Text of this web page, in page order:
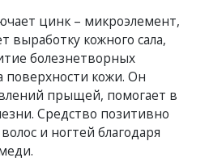
цинк – микроэлемент,
выработку кожного сала,
болезнетворных
поверхности кожи. Он
прыщей, помогает в
Средство позитивно
и ногтей благодаря